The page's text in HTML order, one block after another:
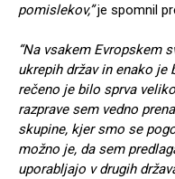
pomislekov,”je spomnil
“Na vsakem Evropskem
ukrepih držav in enako
rečeno je bilo sprva
razprave sem vedno
skupine, kjer smo se
možno je, da sem
uporabljajo v drugih